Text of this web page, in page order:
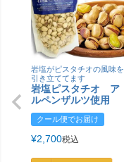
岩塩がピスタチオの風味を
引き立ててます
岩塩ピスタチオ ア
ルペンザルツ使用
クール便でお届け
¥2,700税込